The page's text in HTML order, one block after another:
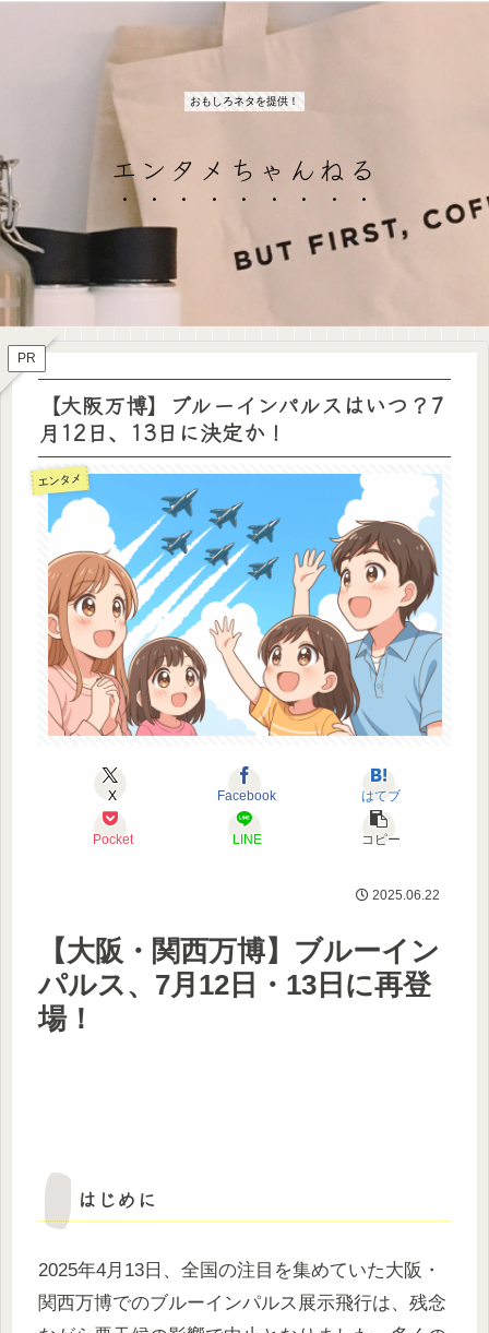
おもしろネタを提供！
エンタメちゃんねる
PR
【大阪万博】ブルーインパルスはいつ？7
月12日、13日に決定か！
エンタメ
X Facebook はてブ
Pocket LINE コピー
2025.06.22
【大阪・関西万博】ブルーイン
パルス、7月12日・13日に再登
場！
はじめに
2025年4月13日、全国の注目を集めていた大阪・
関西万博でのブルーインパルス展示飛行は、残念